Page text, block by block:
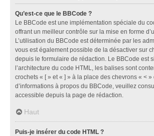
Qu’est-ce que le BBCode ?
Le BBCode est une implémentation spéciale du
offrant un meilleur contrôle sur la mise en forme
L’utilisation du BBCode est déterminée par les
vous est également possible de la désactiver sur
depuis le formulaire de rédaction. Le BBCode est
l’architecture du code HTML, les balises sont
crochets « [ » et « ] » à la place des chevrons « < »
d’informations à propos du BBCode, veuillez
accessible depuis la page de rédaction.
Haut
Puis-je insérer du code HTML ?